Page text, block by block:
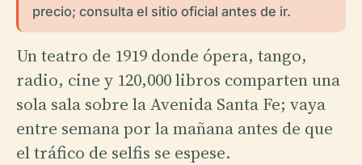
precio; consulta el sitio oficial antes de ir.
Un teatro de 1919 donde ópera, tango,
radio, cine y 120,000 libros comparten una
sola sala sobre la Avenida Santa Fe; vaya
entre semana por la mañana antes de que
el tráfico de selfis se espese.